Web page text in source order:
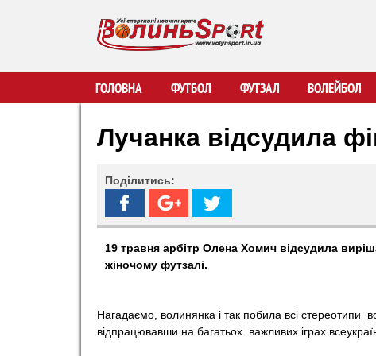
В
о
н
S
ГОЛОВНА ФУТБОЛ ФУТЗАЛ ВОЛЕЙБОЛ
Лучанка відсудила
Поділитись:
19 травня арбітр Олена Хомич відсудила
жіночому футзалі.
Нагадаємо, волинянка і так побила всі стереотипи
відпрацювавши на багатьох важливих іграх